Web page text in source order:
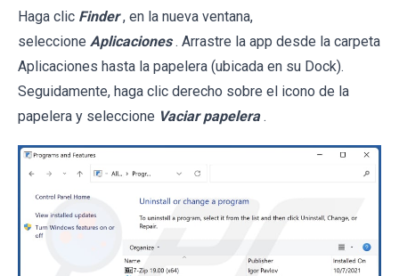
Haga clic Finder , en la nueva ventana,
seleccione Aplicaciones . Arrastre la app desde la carpeta
Aplicaciones hasta la papelera (ubicada en su Dock).
Seguidamente, haga clic derecho sobre el icono de la
papelera y seleccione Vaciar papelera .